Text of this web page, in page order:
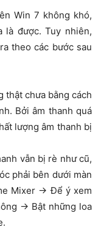
Win 7 không khó,
là được. Tuy nhiên,
theo các bước sau
thật chưa bằng cách
Bởi âm thanh quá
lượng âm thanh bị
vẫn bị rè như cũ,
phải bên dưới màn
Mixer → Để ý xem
→ Bật những loa